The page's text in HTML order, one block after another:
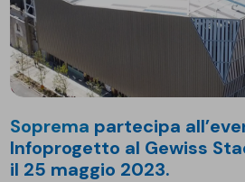
Soprema partecipa
Infoprogetto al Gewiss
il 25 maggio 2023.